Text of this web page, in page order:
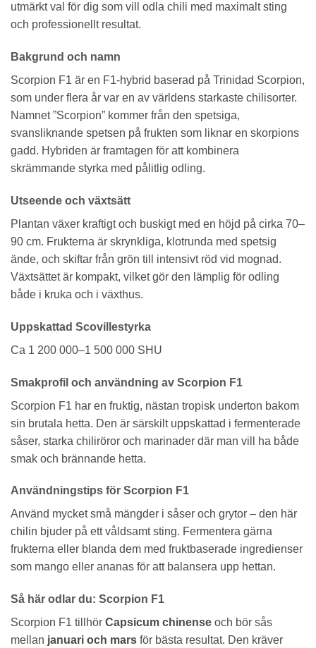
utmärkt val för dig som vill odla chili med maximalt sting
och professionellt resultat.
Bakgrund och namn
Scorpion F1 är en F1-hybrid baserad på Trinidad Scorpion,
som under flera år var en av världens starkaste chilisorter.
Namnet ”Scorpion” kommer från den spetsiga,
svansliknande spetsen på frukten som liknar en skorpions
gadd. Hybriden är framtagen för att kombinera
skrämmande styrka med pålitlig odling.
Utseende och växtsätt
Plantan växer kraftigt och buskigt med en höjd på cirka 70–
90 cm. Frukterna är skrynkliga, klotrunda med spetsig
ände, och skiftar från grön till intensivt röd vid mognad.
Växtsättet är kompakt, vilket gör den lämplig för odling
både i kruka och i växthus.
Uppskattad Scovillestyrka
Ca 1 200 000–1 500 000 SHU
Smakprofil och användning av Scorpion F1
Scorpion F1 har en fruktig, nästan tropisk underton bakom
sin brutala hetta. Den är särskilt uppskattad i fermenterade
såser, starka chiliröror och marinader där man vill ha både
smak och brännande hetta.
Användningstips för Scorpion F1
Använd mycket små mängder i såser och grytor – den här
chilin bjuder på ett våldsamt sting. Fermentera gärna
frukterna eller blanda dem med fruktbaserade ingredienser
som mango eller ananas för att balansera upp hettan.
Så här odlar du: Scorpion F1
Scorpion F1 tillhör Capsicum chinense och bör sås
mellan januari och mars för bästa resultat. Den kräver